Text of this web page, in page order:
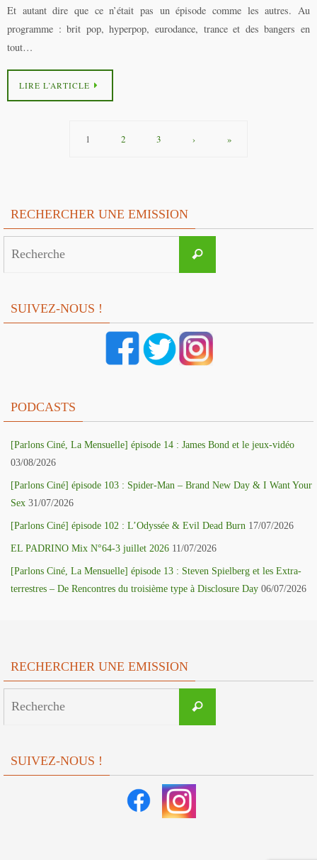
Et autant dire que ce n’était pas un épisode comme les autres. Au
programme : brit pop, hyperpop, eurodance, trance et des bangers en
tout…
LIRE L’ARTICLE
1 2 3 › »
RECHERCHER UNE EMISSION
Recherche
SUIVEZ-NOUS !
PODCASTS
[Parlons Ciné, La Mensuelle] épisode 14 : James Bond et le jeux-vidéo
03/08/2026
[Parlons Ciné] épisode 103 : Spider-Man – Brand New Day & I Want Your
Sex 31/07/2026
[Parlons Ciné] épisode 102 : L’Odyssée & Evil Dead Burn 17/07/2026
EL PADRINO Mix N°64-3 juillet 2026 11/07/2026
[Parlons Ciné, La Mensuelle] épisode 13 : Steven Spielberg et les Extra-
terrestres – De Rencontres du troisième type à Disclosure Day 06/07/2026
RECHERCHER UNE EMISSION
Recherche
SUIVEZ-NOUS !